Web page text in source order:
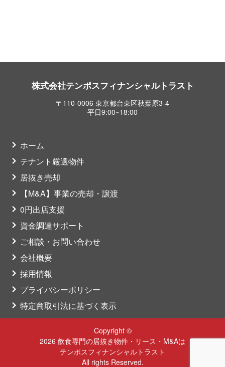
株式会社テンポスフィナンシャルトラスト
〒110-0006 東京都台東区秋葉原3-4
平日9:00~18:00
ホーム
テナント厳選物件
居抜き売却
【M&A】事業の売却・譲渡
0円出店支援
資金調達サポート
ご相談・お問い合わせ
会社概要
採用情報
プライバシーポリシー
特定商取引法に基づく表示
Copyright ©
2026 飲食専門の居抜き物件・リース・M&Aは
テンポスフィナンシャルトラスト
All rights Reserved.